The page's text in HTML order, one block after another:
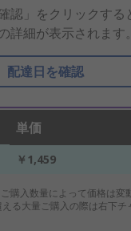
認」をクリックする
詳細が表示されます。
配達日を確認
単価
￥1,459
購入数量によって価格は変
る大量ご購入の際は右下チ